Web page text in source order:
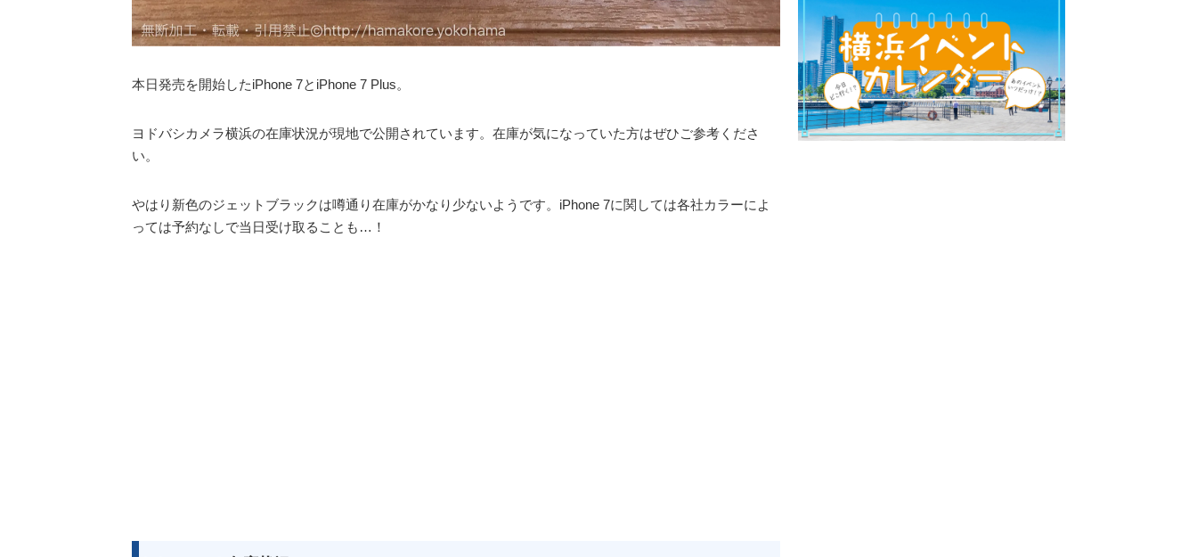
本日発売を開始したiPhone 7とiPhone 7 Plus。
ヨドバシカメラ横浜の在庫状況が現地で公開されています。在庫が気になっていた方はぜひご参考くださ
い。
やはり新色のジェットブラックは噂通り在庫がかなり少ないようです。iPhone 7に関しては各社カラーによ
っては予約なしで当日受け取ることも…！